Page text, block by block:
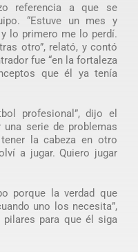
referencia a que se
“Estuve un mes y
lo primero me lo perdí.
otro”, relató, y contó
fue “en la fortaleza
que él ya tenía
profesional”, dijo el
una serie de problemas
la cabeza en otro
a jugar. Quiero jugar
porque la verdad que
uno los necesita”,
para que él siga